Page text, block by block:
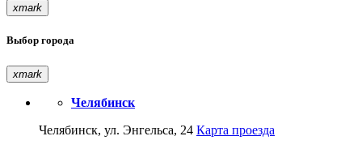
xmark
Выбор города
xmark
Челябинск
Челябинск, ул. Энгельса, 24 Карта проезда